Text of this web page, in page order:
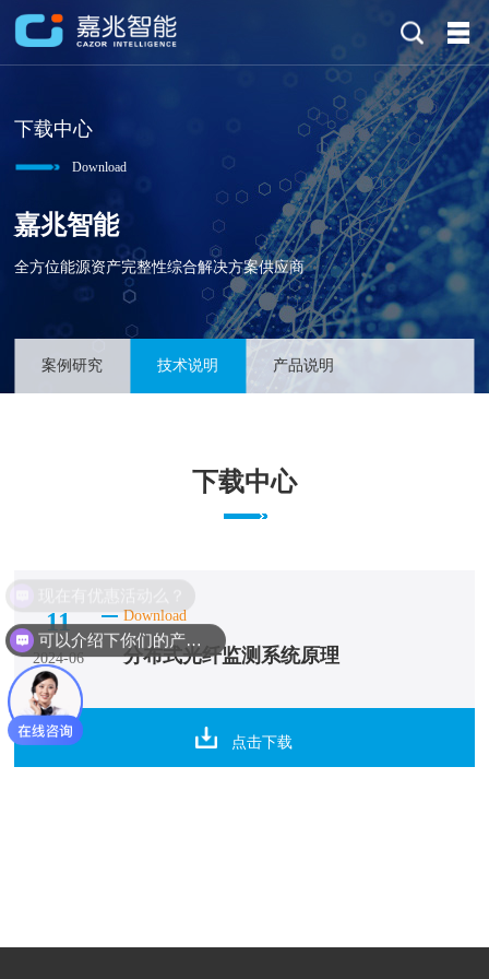
下载中心
Download
嘉兆智能
全方位能源资产完整性综合解决方案供应商
案例研究 技术说明 产品说明
下载中心
11
2024-06
Download
分布式光纤监测系统原理
点击下载